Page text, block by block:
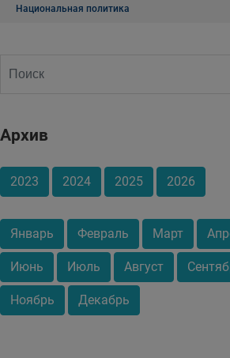
Национальная политика
Архив
2023 2024 2025 2026
Январь Февраль Март
Июнь Июль Август
Ноябрь Декабрь